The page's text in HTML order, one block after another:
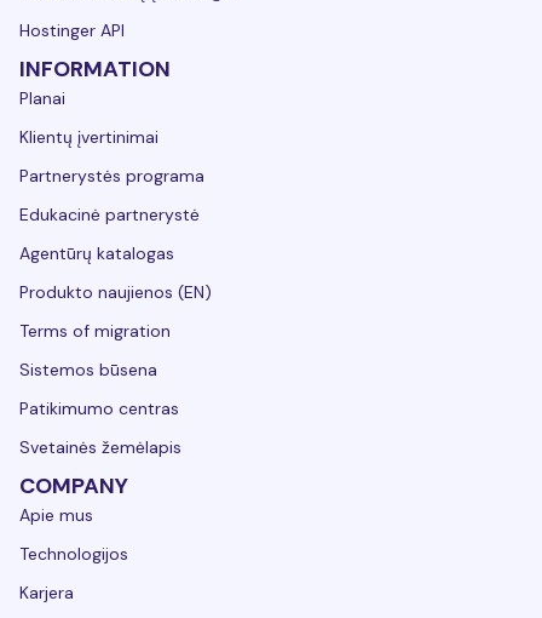
Hostinger API
INFORMATION
Planai
Klientų įvertinimai
Partnerystės programa
Edukacinė partnerystė
Agentūrų katalogas
Produkto naujienos (EN)
Terms of migration
Sistemos būsena
Patikimumo centras
Svetainės žemėlapis
COMPANY
Apie mus
Technologijos
Karjera